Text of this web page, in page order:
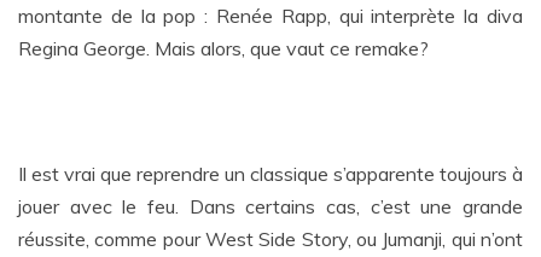
montante de la pop : Renée Rapp, qui interprète la diva
Regina George. Mais alors, que vaut ce remake?
Il est vrai que reprendre un classique s’apparente toujours à
jouer avec le feu. Dans certains cas, c’est une grande
réussite, comme pour West Side Story, ou Jumanji, qui n’ont